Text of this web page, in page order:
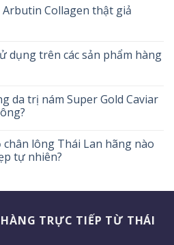
Collagen thật giả
dụng trên các sản phẩm hàng
da trị nám Super Gold Caviar
chân lông Thái Lan hãng nào
tự nhiên?
TRỰC TIẾP TỪ THÁI